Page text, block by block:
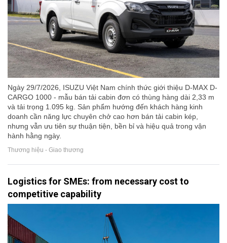
Ngày 29/7/2026, ISUZU Việt Nam chính thức giới thiệu D-MAX D-
CARGO 1000 - mẫu bán tải cabin đơn có thùng hàng dài 2,33 m
và tải trọng 1.095 kg. Sản phẩm hướng đến khách hàng kinh
doanh cần năng lực chuyên chở cao hơn bán tải cabin kép,
nhưng vẫn ưu tiên sự thuận tiện, bền bỉ và hiệu quả trong vận
hành hằng ngày.
Thương hiệu - Giao thương
Logistics for SMEs: from necessary cost to
competitive capability